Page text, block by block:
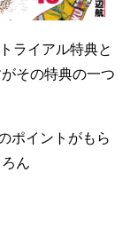
ライアル特典と
その特典の一つ
ポイントがもら
ん